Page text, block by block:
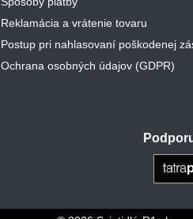
Reklamácia a vrátenie tovaru
Postup pri nahlasovaní poškodenej
Ochrana osobných údajov (GDPR)